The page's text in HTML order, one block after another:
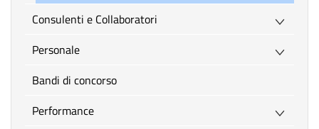
Consulenti e Collaboratori
Personale
Bandi di concorso
Performance